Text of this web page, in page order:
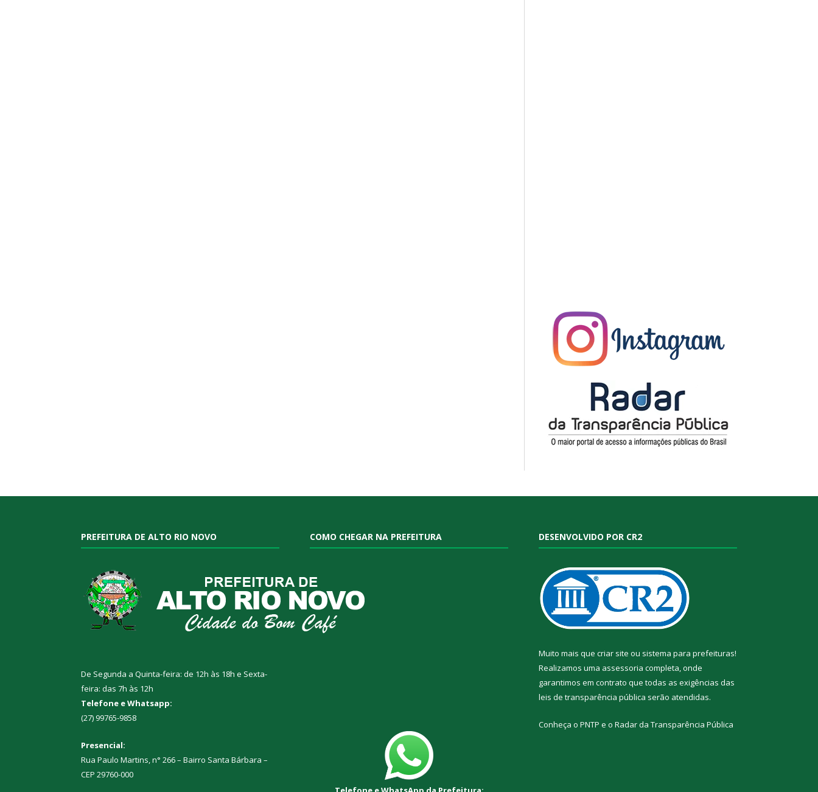
PREFEITURA DE ALTO RIO NOVO
De Segunda a Quinta-feira: de 12h às 18h e Sexta-
feira: das 7h às 12h
Telefone e Whatsapp:
(27) 99765-9858
Presencial:
Rua Paulo Martins, n° 266 – Bairro Santa Bárbara –
CEP 29760-000
COMO CHEGAR NA PREFEITURA DESENVOLVIDO POR CR2
Muito mais que criar site ou sistema para prefeituras!
Realizamos uma assessoria completa, onde
garantimos em contrato que todas as exigências das
leis de transparência pública serão atendidas.
Conheça o PNTP e o Radar da Transparência Pública